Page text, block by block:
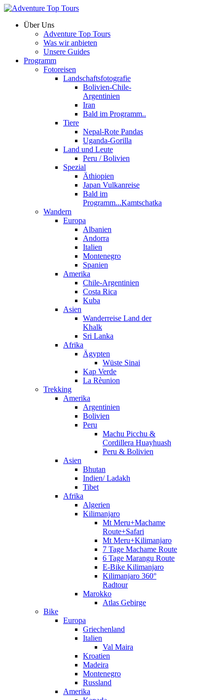
Über Uns
Adventure Top Tours
Was wir anbieten
Unsere Guides
Programm
Fotoreisen
Landschaftsfotografie
Bolivien-Chile-
Argentinien
Iran
Bald im Programm..
Tiere
Nepal-Rote Pandas
Uganda-Gorilla
Land und Leute
Peru / Bolivien
Spezial
Äthiopien
Japan Vulkanreise
Bald im
Programm...Kamtschatka
Wandern
Europa
Albanien
Andorra
Italien
Montenegro
Spanien
Amerika
Chile-Argentinien
Costa Rica
Kuba
Asien
Wanderreise Land der
Khalk
Sri Lanka
Afrika
Ägypten
Wüste Sinai
Kap Verde
La Rèunion
Trekking
Amerika
Argentinien
Bolivien
Peru
Machu Picchu &
Cordillera Huayhuash
Peru & Bolivien
Asien
Bhutan
Indien/ Ladakh
Tibet
Afrika
Algerien
Kilimanjaro
Mt Meru+Machame
Route+Safari
Mt Meru+Kilimanjaro
7 Tage Machame Route
6 Tage Marangu Route
E-Bike Kilimanjaro
Kilimanjaro 360°
Radtour
Marokko
Atlas Gebirge
Bike
Europa
Griechenland
Italien
Val Maira
Kroatien
Madeira
Montenegro
Russland
Amerika